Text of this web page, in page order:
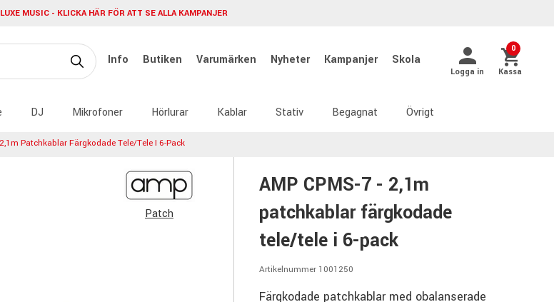
MUSIC - KLICKA HÄR FÖR ATT SE ALLA KAMPANJER
Info Butiken Varumärken Nyheter Kampanjer Skola
Logga in
0
Kassa
DJ Mikrofoner Hörlurar Kablar Stativ Begagnat Övrigt
Patchkablar Färgkodade Tele/tele I 6-Pack
Patch
AMP CPMS-7 - 2,1m
patchkablar färgkodade
tele/tele i 6-pack
Artikelnummer 1001250
Färgkodade patchkablar med obalanserade